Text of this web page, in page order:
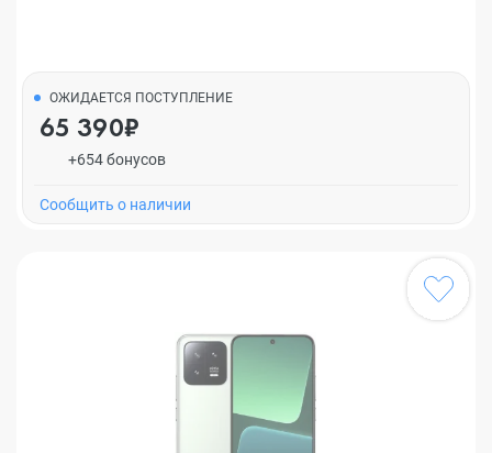
ОЖИДАЕТСЯ ПОСТУПЛЕНИЕ
65 390₽
+654 бонусов
Cообщить о наличии